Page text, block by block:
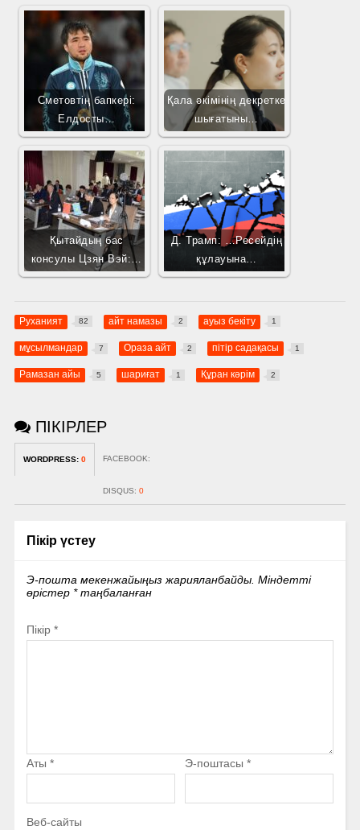
Сметовтің бапкері:
Елдосты…
Қала әкімінің декретке
шығатыны…
Қытайдың бас
консулы Цзян Вэй:…
Д. Трамп: …Ресейдің
құлауына…
Руханият 82 айт намазы 2 ауыз бекіту 1
мұсылмандар 7 Ораза айт 2 пітір садақасы 1
Рамазан айы 5 шариғат 1 Құран кәрім 2
ПІКІРЛЕР
WORDPRESS: 0 FACEBOOK:
DISQUS: 0
Пікір үстеу
Э-пошта мекенжайыңыз жарияланбайды. Міндетті
өрістер *таңбаланған
Пікір *
Аты * Э-поштасы *
Веб-сайты